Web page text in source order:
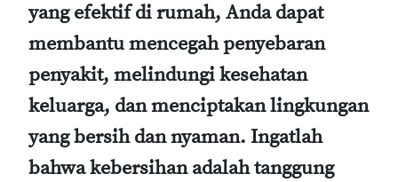
yang efektif di rumah, Anda dapat
membantu mencegah penyebaran
penyakit, melindungi kesehatan
keluarga, dan menciptakan lingkungan
yang bersih dan nyaman. Ingatlah
bahwa kebersihan adalah tanggung